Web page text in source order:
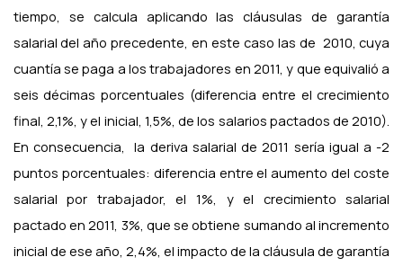
tiempo, se calcula aplicando las cláusulas de garantía
salarial del año precedente, en este caso las de 2010, cuya
cuantía se paga a los trabajadores en 2011, y que equivalió a
seis décimas porcentuales (diferencia entre el crecimiento
final, 2,1%, y el inicial, 1,5%, de los salarios pactados de 2010).
En consecuencia,
la deriva salarial de 2011 sería igual a -2
puntos porcentuales: diferencia entre el aumento del coste
salarial por trabajador, el 1%, y el crecimiento salarial
pactado en 2011, 3%, que se obtiene sumando al incremento
inicial de ese año, 2,4%, el impacto de la cláusula de garantía